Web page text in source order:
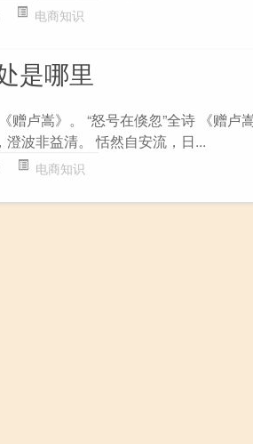
电商知识
是哪里
赠卢嵩》。 “怒号在倏忽”全诗 《赠卢
波非益清。 恬然自安流，日...
电商知识